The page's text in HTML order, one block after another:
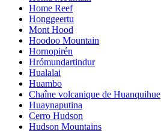
Home Reef
Honggeertu
Mont Hood
Hoodoo Mountain
Hornopirén
Hrómundartindur
Hualalai
Huambo
Chaîne volcanique de Huanquihue
Huaynaputina
Cerro Hudson
Hudson Mountains